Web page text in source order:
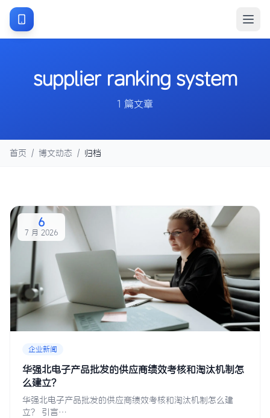
supplier ranking system
1 篇文章
首页 / 博文动态 / 归档
6
7 月 2026
企业新闻
华强北电子产品批发的供应商绩效考核和淘汰机制怎
么建立？
华强北电子产品批发的供应商绩效考核和淘汰机制怎么建
立？ 引言…